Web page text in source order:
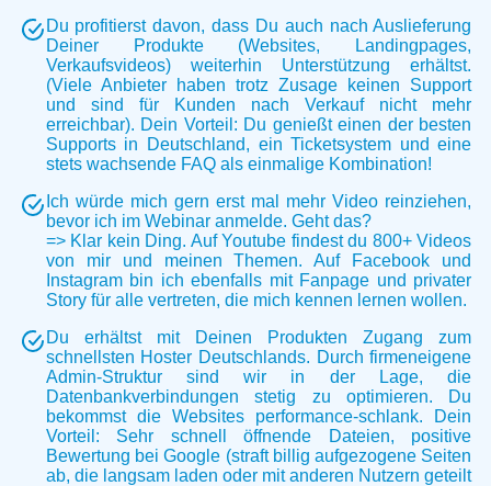
Du profitierst davon, dass Du auch nach Auslieferung
Deiner Produkte (Websites, Landingpages,
Verkaufsvideos) weiterhin Unterstützung erhältst.
(Viele Anbieter haben trotz Zusage keinen Support
und sind für Kunden nach Verkauf nicht mehr
erreichbar). Dein Vorteil: Du genießt einen der besten
Supports in Deutschland, ein Ticketsystem und eine
stets wachsende FAQ als einmalige Kombination!
Ich würde mich gern erst mal mehr Video reinziehen,
bevor ich im Webinar anmelde. Geht das?
=> Klar kein Ding. Auf Youtube findest du 800+ Videos
von mir und meinen Themen. Auf Facebook und
Instagram bin ich ebenfalls mit Fanpage und privater
Story für alle vertreten, die mich kennen lernen wollen.
Du erhältst mit Deinen Produkten Zugang zum
schnellsten Hoster Deutschlands. Durch firmeneigene
Admin-Struktur sind wir in der Lage, die
Datenbankverbindungen stetig zu optimieren. Du
bekommst die Websites performance-schlank. Dein
Vorteil: Sehr schnell öffnende Dateien, positive
Bewertung bei Google (straft billig aufgezogene Seiten
ab, die langsam laden oder mit anderen Nutzern geteilt